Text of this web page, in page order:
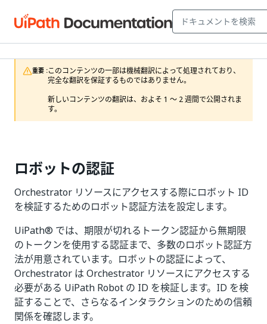
重要 :このコンテンツの一部は機械翻訳によって処理されており、
完全な翻訳を保証するものではありません。
新しいコンテンツの翻訳は、およそ 1 ～ 2 週間で公開されま
す。
ロボットの認証
Orchestrator リソースにアクセスする際にロボット ID
を検証するためのロボット認証方法を設定します。
UiPath® では、期限が切れるトークン認証から無期限
のトークンを使用する認証まで、多数のロボット認証方
法が用意されています。ロボットの認証によって、
Orchestrator は Orchestrator リソースにアクセスする
必要がある UiPath Robot の ID を検証します。ID を検
証することで、さらなるインタラクションのための信頼
関係を確認します。